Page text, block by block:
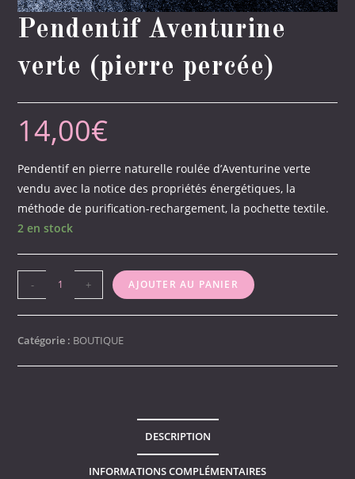
Pendentif Aventurine
verte (pierre percée)
14,00€
Pendentif en pierre naturelle roulée d’Aventurine verte
vendu avec la notice des propriétés énergétiques, la
méthode de purification-rechargement, la pochette textile.
2 en stock
quantité
de
Pendentif
Aventurine
- + AJOUTER AU PANIER
Catégorie : BOUTIQUE
DESCRIPTION
INFORMATIONS COMPLÉMENTAIRES